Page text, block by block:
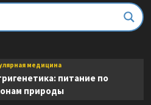
развиваться и не
медицина
питание по
природы